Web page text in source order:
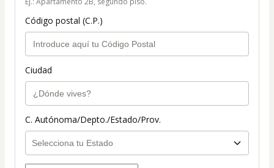
Código postal (C.P.)
Ciudad
C. Autónoma/Depto./Estado/Prov.